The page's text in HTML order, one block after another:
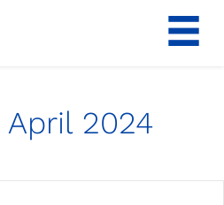
April 2024